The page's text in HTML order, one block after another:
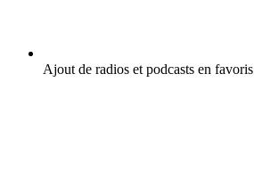
Ajout de radios et podcasts en favoris